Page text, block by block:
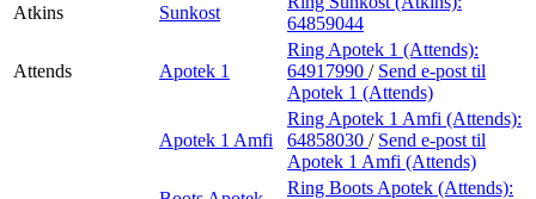
Atkins
Sunkost
64859044
Attends Apotek 1
Ring Apotek 1 (Attends):
64917990 / Send e-post til
Apotek 1 (Attends)
Apotek 1 Amfi
Ring Apotek 1 Amfi (Attends):
64858030 / Send e-post til
Apotek 1 Amfi (Attends)
Ring Boots Apotek (Attends):